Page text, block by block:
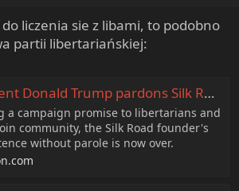
do liczenia sie z libami, to podobno
partii libertariańskiej:
Trump pardons Silk Road founder Ross Ulbricht
a campaign promise to libertarians and
community, the Silk Road founder's
without parole is now over.